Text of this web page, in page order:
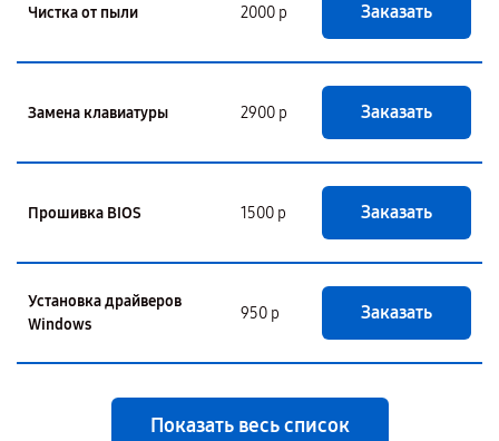
Чистка от пыли 2000 р Заказать
Замена клавиатуры 2900 р Заказать
Прошивка BIOS 1500 р Заказать
Установка драйверов
Windows
950 р Заказать
Показать весь список